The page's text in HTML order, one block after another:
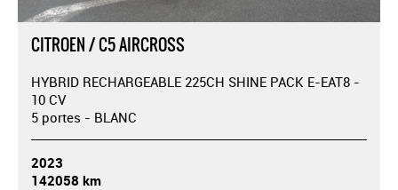
CITROEN / C5 AIRCROSS
HYBRID RECHARGEABLE 225CH SHINE PACK E-EAT8 -
10 CV
5 portes - BLANC
2023
142058 km